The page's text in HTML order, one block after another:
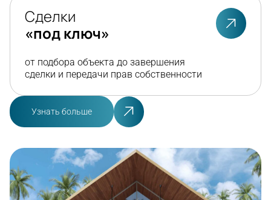
Сделки
«под ключ»
от подбора объекта до завершения
сделки и передачи прав собственности
Узнать больше